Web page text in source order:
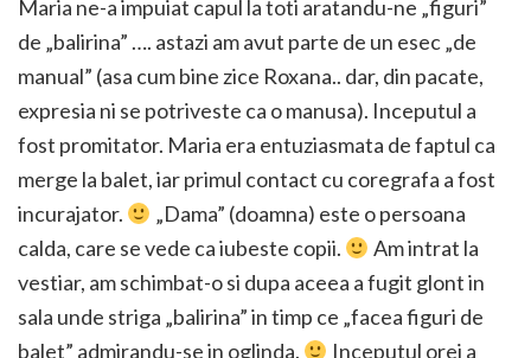
Maria ne-a impuiat capul la toti aratandu-ne „figuri”
de „balirina” …. astazi am avut parte de un esec „de
manual” (asa cum bine zice Roxana.. dar, din pacate,
expresia ni se potriveste ca o manusa). Inceputul a
fost promitator. Maria era entuziasmata de faptul ca
merge la balet, iar primul contact cu coregrafa a fost
incurajator.
„Dama” (doamna) este o persoana
calda, care se vede ca iubeste copii.
Am intrat la
vestiar, am schimbat-o si dupa aceea a fugit glont in
sala unde striga „balirina” in timp ce „facea figuri de
balet” admirandu-se in oglinda.
Inceputul orei a